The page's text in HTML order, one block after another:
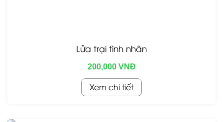
Lửa trại tình nhân
200,000 VNĐ
Xem chi tiết